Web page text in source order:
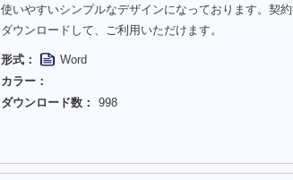
使いやすいシンプルなデザインになっております。契
ダウンロードして、ご利用いただけます。
形式：
Word
カラー：
ダウンロード数：
998